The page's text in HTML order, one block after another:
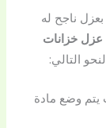
بعزل ناجح له
خزانات
التالي:
يتم وضع مادة